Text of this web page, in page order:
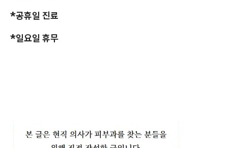
*공휴일 진료
*일요일 휴무